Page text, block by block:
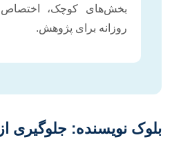
بخش‌های کوچک،
روزانه برای پژوهش.
بلوک نویسنده: جلوگیری